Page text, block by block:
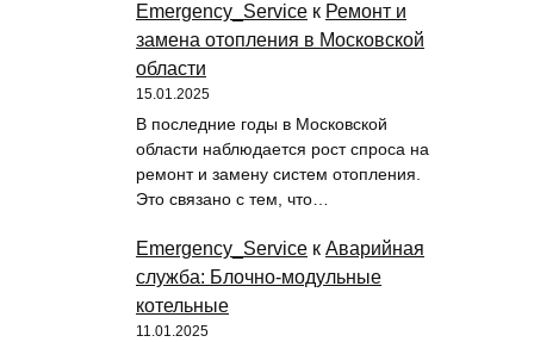
Emergency_Service к Ремонт и
замена отопления в Московской
области
15.01.2025
В последние годы в Московской
области наблюдается рост спроса на
ремонт и замену систем отопления.
Это связано с тем, что…
Emergency_Service к Аварийная
служба: Блочно-модульные
котельные
11.01.2025